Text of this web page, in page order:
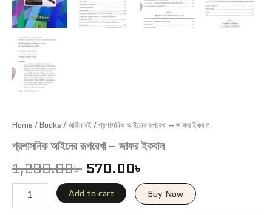
Home /Books /আইন বই/ প্রশাসনিক আইনের রূপরেখা – জাফর ইকবাল
প্রশাসনিক আইনের রূপরেখা – জাফর ইকবাল
1,200.00৳ 570.00৳
Add to cart Buy Now